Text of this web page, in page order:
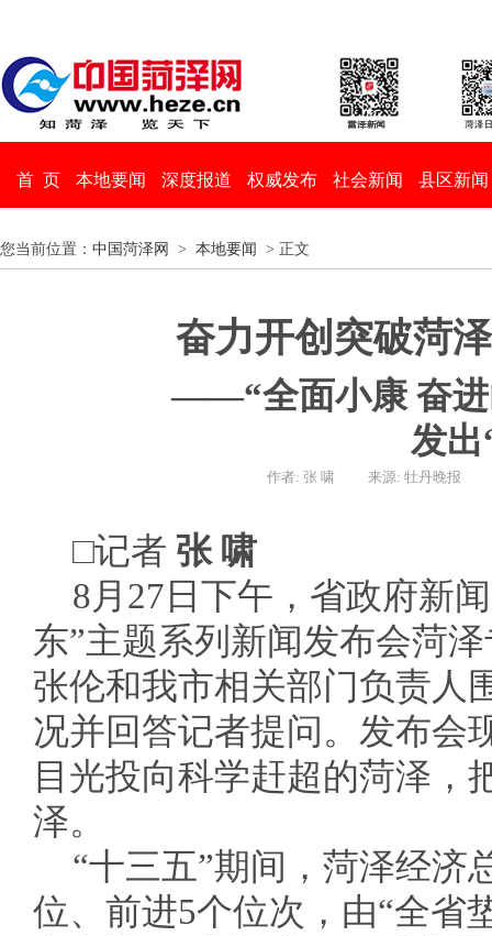
首 页 本地要闻 深度报道 权威发布 社会新闻 县区新闻
您当前位置： 中国菏泽网 > 本地要闻 > 正文
奋力开创突破菏
——“全面小康 奋进
发出
作者: 张 啸 来源: 牡丹晚报
□记者 张 啸
8月27日下午，省政府新
东”主题系列新闻发布会菏
张伦和我市相关部门负责人
况并回答记者提问。发布会
目光投向科学赶超的菏泽，
泽。
“十三五”期间，菏泽经济
位、前进5个位次，由“全省